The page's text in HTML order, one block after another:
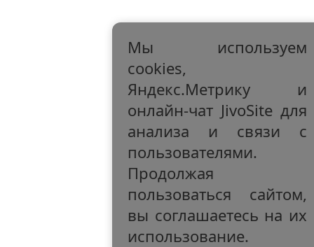
Мы используем
cookies,
Яндекс.Метрику и
онлайн-чат JivoSite для
анализа и связи с
пользователями.
Продолжая
пользоваться сайтом,
вы соглашаетесь на их
использование.